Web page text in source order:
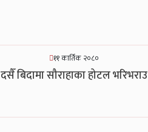
११ कार्तिक २०८०
दसैँ बिदामा सौराहाका होटल भरिभराउ